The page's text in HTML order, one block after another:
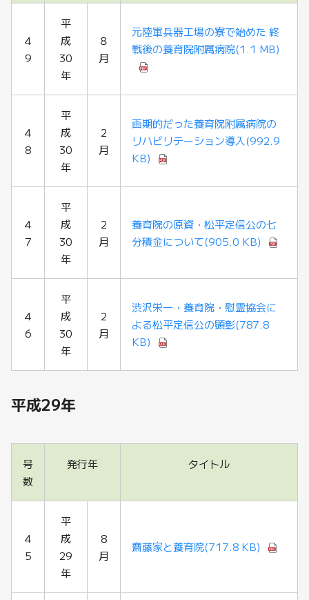
4
9
平
成
30
年
８
月
元陸軍兵器工場の寮で始めた 終
戦後の養育院附属病院(1.1 MB)
4
8
平
成
30
年
2
月
画期的だった養育院附属病院の
リハビリテーション導入(992.9
KB)
4
7
平
成
30
年
2
月
養育院の原資・松平定信公の七
分積金について(905.0 KB)
4
6
平
成
30
年
2
月
渋沢栄一・養育院・慰霊協会に
よる松平定信公の顕彰(787.8
KB)
平成29年
号
数
発行年 タイトル
4
5
平
成
29
年
8
月
齋藤家と養育院(717.8 KB)